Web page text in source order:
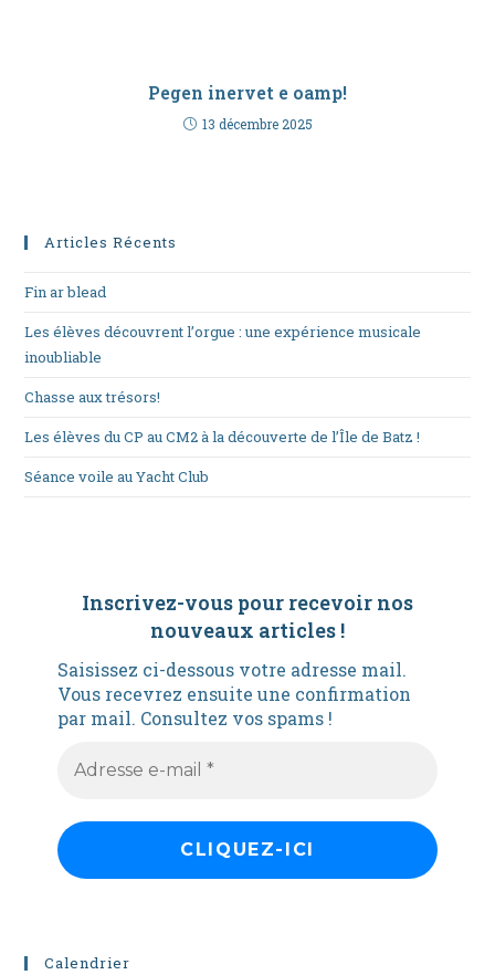
Pegen inervet e oamp!
13 décembre 2025
Articles Récents
Fin ar blead
Les élèves découvrent l’orgue : une expérience musicale
inoubliable
Chasse aux trésors!
Les élèves du CP au CM2 à la découverte de l’Île de Batz !
Séance voile au Yacht Club
Inscrivez-vous pour recevoir nos
nouveaux articles !
Saisissez ci-dessous votre adresse mail.
Vous recevrez ensuite une confirmation
par mail. Consultez vos spams !
Calendrier